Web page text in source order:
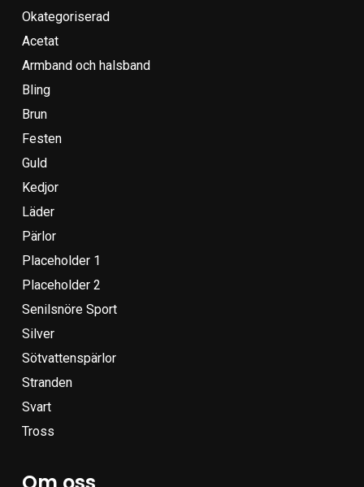
Okategoriserad
Acetat
Armband och halsband
Bling
Brun
Festen
Guld
Kedjor
Läder
Pärlor
Placeholder 1
Placeholder 2
Senilsnöre Sport
Silver
Sötvattenspärlor
Stranden
Svart
Tross